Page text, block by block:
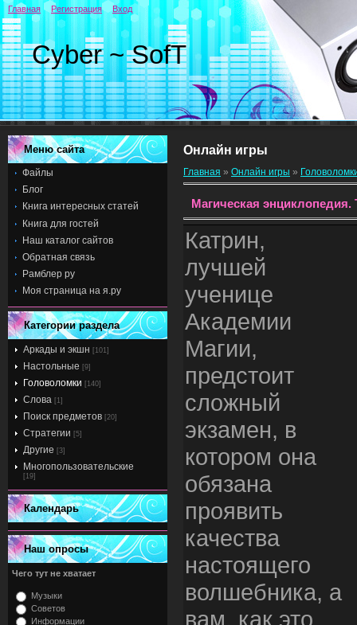
Cyber ~ SofT
Главная Регистрация Вход
Меню сайта
Файлы
Блог
Книга интересных статей
Книга для гостей
Наш каталог сайтов
Обратная связь
Рамблер ру
Моя страница на я.ру
Категории раздела
Аркады и экшн [101]
Настольные [9]
Головоломки [140]
Слова [1]
Поиск предметов [20]
Стратегии [5]
Другие [3]
Многопользовательские
[19]
Календарь
Наш опросы
Чего тут не хватает
Музыки
Советов
Информации
Онлайн игры
Главная » Онлайн игры »
Магическая энциклопедия.
Катрин,
лучшей
ученице
Академии
Магии,
предстоит
сложный
экзамен, в
котором она
обязана
проявить
качества
настоящего
волшебника, а
вам, как это